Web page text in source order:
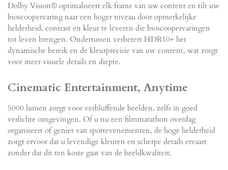
Dolby Vision® optimaliseert elk frame van uw content en tilt uw
bioscoopervaring naar een hoger niveau door opmerkelijke
helderheid, contrast en kleur te leveren die bioscoopervaringen
tot leven brengen. Ondertussen verbetert HDR10+ het
dynamische bereik en de kleurprecisie van uw content, wat zorgt
voor meer visuele details en diepte.
Cinematic Entertainment, Anytime
5000 lumen zorgt voor verbluffende beelden, zelfs in goed
verlichte omgevingen. Of u nu een filmmarathon overdag
organiseert of geniet van sportevenementen, de hoge helderheid
zorgt ervoor dat u levendige kleuren en scherpe details ervaart
zonder dat dit ten koste gaat van de beeldkwaliteit.